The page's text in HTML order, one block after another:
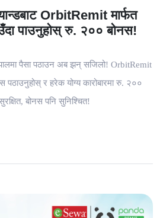
OrbitRemit मार्फत
पाउनुहोस् रु. २०० बोनस!
पैसा पठाउन अब झन् सजिलो! OrbitRemit
पठाउनुहोस् र हरेक योग्य कारोबारमा रु. २००
बोनस पनि सुनिश्चित!